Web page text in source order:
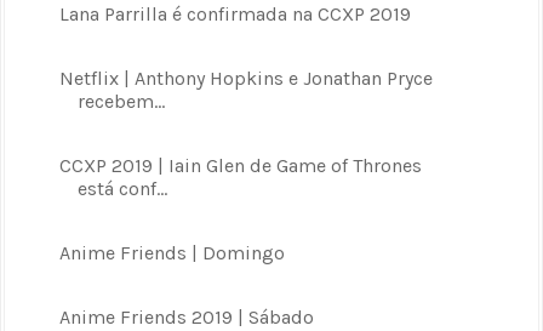
Lana Parrilla é confirmada na CCXP 2019
Netflix | Anthony Hopkins e Jonathan Pryce
recebem...
CCXP 2019 | Iain Glen de Game of Thrones
está conf...
Anime Friends | Domingo
Anime Friends 2019 | Sábado